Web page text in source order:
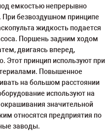
емкостью непрерывно
При безвоздушном принципе
жидкость подается
Поршень задним ходом
двигаясь вперед,
Этот принцип используют при
Повышенное
на большом расстоянии
используют на
значительной
относятся предприятия по
заводы.